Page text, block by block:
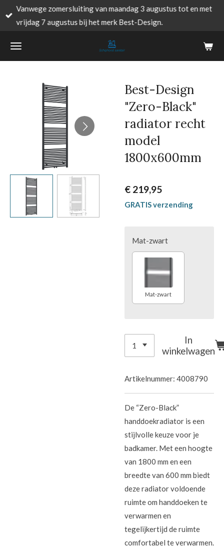
Ga
direct
de
Vanwege zomersluiting van maandag 3 augustus tot en met
vrijdag 7 augustus bij het merk Best-Design.
Best-Design
"Zero-Black"
radiator recht
model
1800x600mm
€ 219,95
GRATIS verzending
Mat-zwart
Mat-zwart
In
winkelwagen
Artikelnummer: 4008790
De “Zero-Black”
handdoekradiator is een
stijlvolle keuze voor je
badkamer. Met een hoogte
van 1800 mm en een
breedte van 600 mm biedt
deze radiator voldoende
ruimte om handdoeken te
verwarmen en
tegelijkertijd de ruimte
comfortabel te verwarmen.